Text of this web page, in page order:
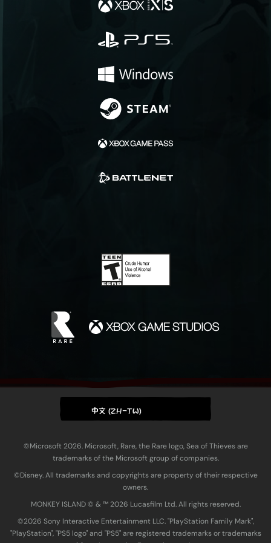
中文 (ZH-TW)
©Microsoft 2026. Microsoft, Rare, the Rare logo, Sea of Thieves are
trademarks of the Microsoft group of companies.
©Disney. All trademarks and copyrights are property of their respective
owners.
MONKEY ISLAND © & ™ 20‍26 Lucasfilm Ltd. All rights reserved.
©2026 Sony Interactive Entertainment LLC. "PlayStation Family Mark",
"PlayStation", "PS5 logo" and "PS5" are registered trademarks or trademarks